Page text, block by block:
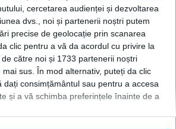
cercetarea audienței și dezvoltarea
dvs., noi și partenerii noștri putem
precise de geolocație prin scanarea
clic pentru a vă da acordul cu privire la
către noi și 1733 partenerii noștri
sus. În mod alternativ, puteți da clic
dați consimțământul sau pentru a accesa
și a vă schimba preferințele înainte de a
104 FM